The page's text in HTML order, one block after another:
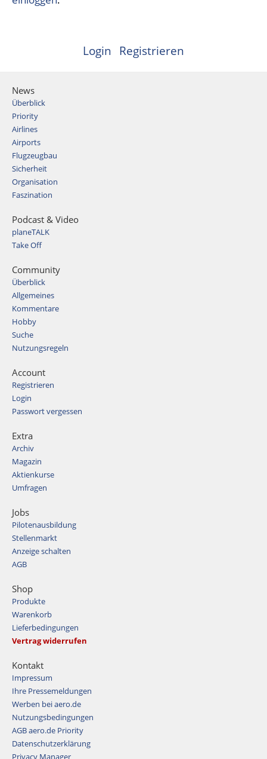
Login Registrieren
News
Überblick
Priority
Airlines
Airports
Flugzeugbau
Sicherheit
Organisation
Faszination
Podcast & Video
planeTALK
Take Off
Community
Überblick
Allgemeines
Kommentare
Hobby
Suche
Nutzungsregeln
Account
Registrieren
Login
Passwort vergessen
Extra
Archiv
Magazin
Aktienkurse
Umfragen
Jobs
Pilotenausbildung
Stellenmarkt
Anzeige schalten
AGB
Shop
Produkte
Warenkorb
Lieferbedingungen
Vertrag widerrufen
Kontakt
Impressum
Ihre Pressemeldungen
Werben bei aero.de
Nutzungsbedingungen
AGB aero.de Priority
Datenschutzerklärung
Privacy Manager